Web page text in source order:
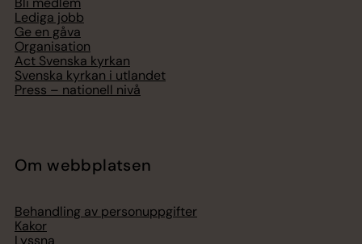
Lediga jobb
Ge en gåva
Organisation
Act Svenska kyrkan
Svenska kyrkan i utlandet
Press – nationell nivå
Om webbplatsen
Behandling av personuppgifter
Kakor
Lyssna